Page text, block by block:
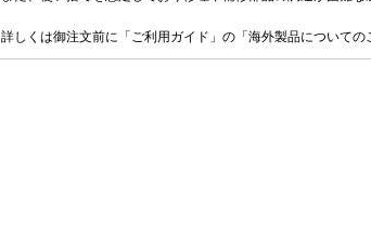
詳しくは御注文前に「ご利用ガイド」の「海外製品について